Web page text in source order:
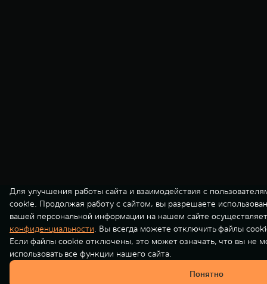
Для улучшения работы сайта и взаимодействия с
cookie. Продолжая работу с сайтом, вы разрешаете
вашей персональной информации на нашем сайте
конфиденциальности. Вы всегда можете отключить файлы
Если файлы cookie отключены, это может означать, что вы не
использовать все функции нашего сайта.
Понятно